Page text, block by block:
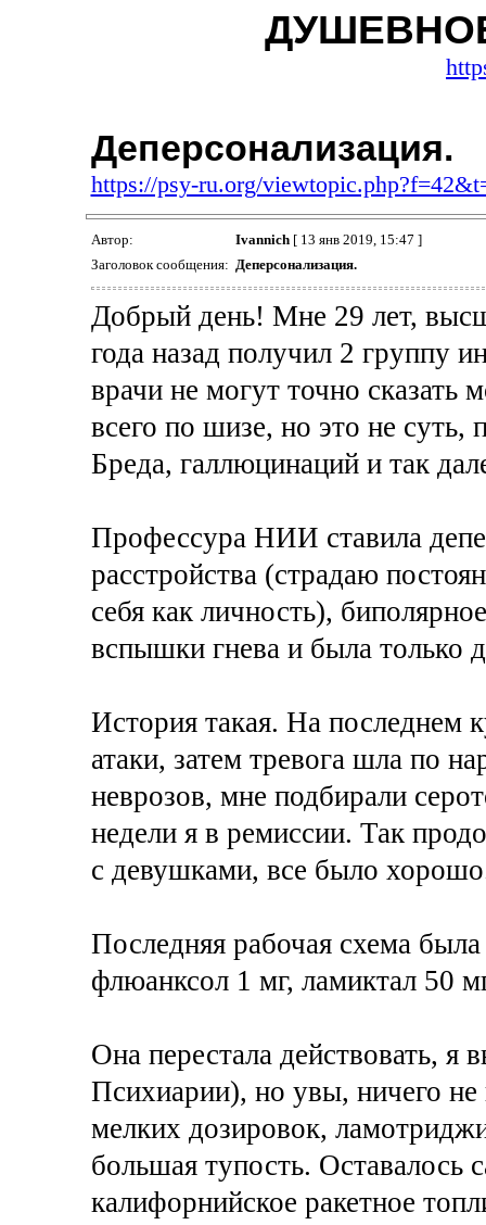
Деперсонализация.
https://psy-ru.org/
Автор: Ivannich[ 13 янв 2019, 15:47 ]
Заголовок сообщения: Деперсонализация.
Добрый день! Мне 29 лет,
года назад получил 2 группу
врачи не могут точно сказать
всего по шизе, но это не суть,
Бреда, галлюцинаций и так
Профессура НИИ ставила
расстройства (страдаю
себя как личность),
вспышки гнева и была только
История такая. На последнем
атаки, затем тревога шла по
неврозов, мне подбирали
недели я в ремиссии. Так
с девушками, все было
Последняя рабочая схема
флюанксол 1 мг, ламиктал 50
Она перестала действовать,
Психиарии), но увы, ничего
мелких дозировок,
большая тупость. Оставалось
калифорнийское ракетное